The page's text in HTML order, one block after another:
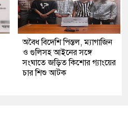
অবৈধ বিদেশি পিস্তল, ম্যাগাজিন
ও গুলিসহ আইনের সঙ্গে
সংঘাতে জড়িত কিশোর গ্যাংয়ের
চার শিশু আটক